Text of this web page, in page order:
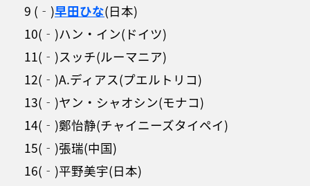
9 (‐)早田ひな(日本)
10(‐)ハン・イン(ドイツ)
11(‐)スッチ(ルーマニア)
12(‐)A.ディアス(プエルトリコ)
13(‐)ヤン・シャオシン(モナコ)
14(‐)鄭怡静(チャイニーズタイペイ)
15(‐)張瑞(中国)
16(‐)平野美宇(日本)